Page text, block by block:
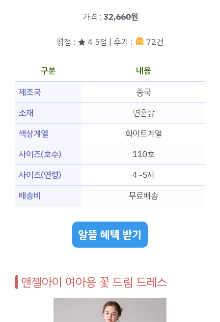
가격 : 32,660원
평점 : ★ 4.5점 | 후기 : 72건
구분
내용
제조국
중국
소재
면혼방
색상계열
화이트계열
사이즈(호수)
110호
사이즈(연령)
4~5세
배송비
무료배송
알뜰 혜택 받기
앤젤아이 여아용 꽃 드림 드레스